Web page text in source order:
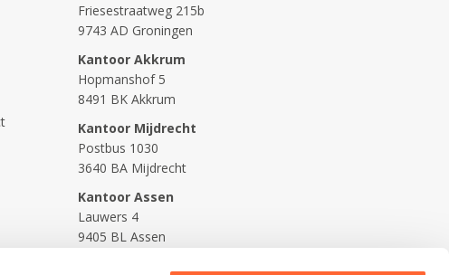
Friesestraatweg 215b
9743 AD Groningen
Kantoor Akkrum
Hopmanshof 5
8491 BK Akkrum
Kantoor Mijdrecht
Postbus 1030
3640 BA Mijdrecht
Kantoor Assen
Lauwers 4
9405 BL Assen